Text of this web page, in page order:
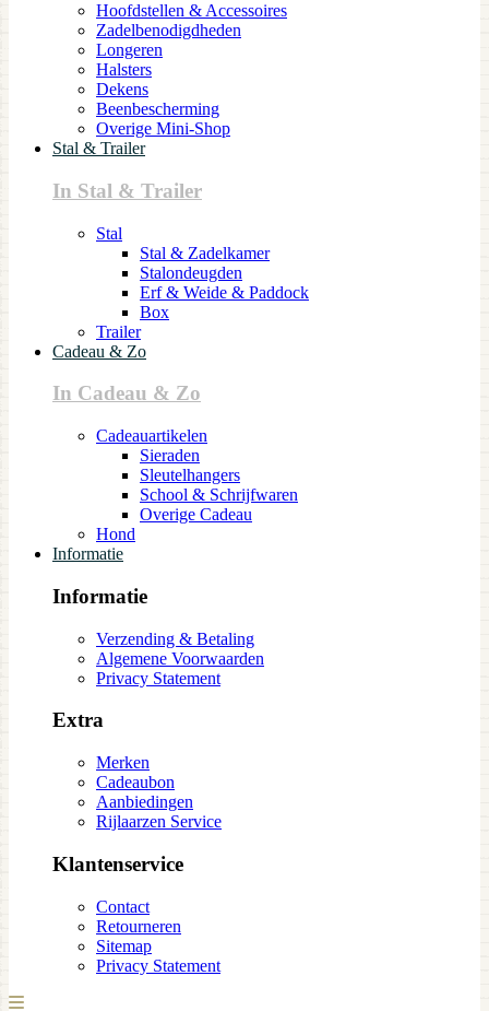
Hoofdstellen & Accessoires
Zadelbenodigdheden
Longeren
Halsters
Dekens
Beenbescherming
Overige Mini-Shop
Stal & Trailer
In Stal & Trailer
Stal
Stal & Zadelkamer
Stalondeugden
Erf & Weide & Paddock
Box
Trailer
Cadeau & Zo
In Cadeau & Zo
Cadeauartikelen
Sieraden
Sleutelhangers
School & Schrijfwaren
Overige Cadeau
Hond
Informatie
Informatie
Verzending & Betaling
Algemene Voorwaarden
Privacy Statement
Extra
Merken
Cadeaubon
Aanbiedingen
Rijlaarzen Service
Klantenservice
Contact
Retourneren
Sitemap
Privacy Statement